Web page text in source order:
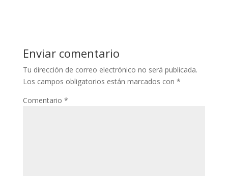
Enviar comentario
Tu dirección de correo electrónico no será publicada.
Los campos obligatorios están marcados con *
Comentario *